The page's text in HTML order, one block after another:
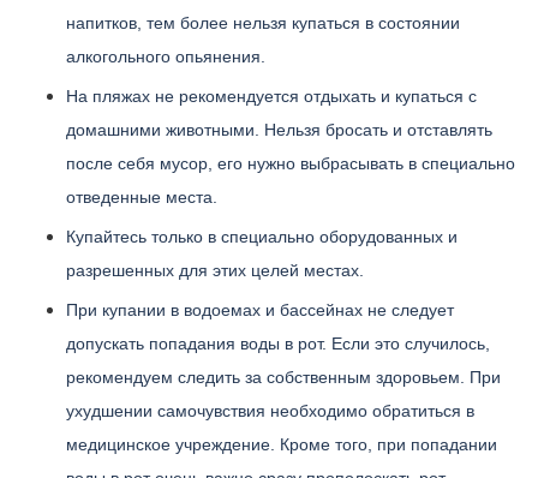
напитков, тем более нельзя купаться в состоянии
алкогольного опьянения.
На пляжах не рекомендуется отдыхать и купаться с
домашними животными. Нельзя бросать и отставлять
после себя мусор, его нужно выбрасывать в специально
отведенные места.
Купайтесь только в специально оборудованных и
разрешенных для этих целей местах.
При купании в водоемах и бассейнах не следует
допускать попадания воды в рот. Если это случилось,
рекомендуем следить за собственным здоровьем. При
ухудшении самочувствия необходимо обратиться в
медицинское учреждение. Кроме того, при попадании